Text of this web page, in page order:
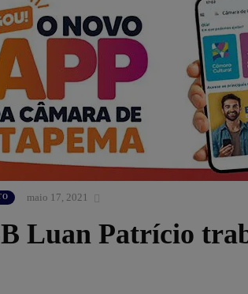
maio 17, 2021
Luan Patrício